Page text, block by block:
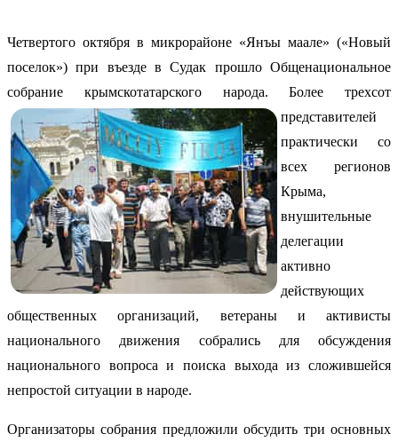
Четвертого октября в микрорайоне «Янъы маале» («Новый
поселок») при въезде в Судак прошло Общенациональное
собрание крымскотатарского народа.
Более трехсот
представителей
практически со
всех регионов
Крыма,
внушительные
делегации
активно
действующих
общественных организаций, ветераны и активисты
национального движения собрались для обсуждения
национального вопроса и поиска выхода из сложившейся
непростой ситуации в народе.
Организаторы собрания предложили обсудить три основных